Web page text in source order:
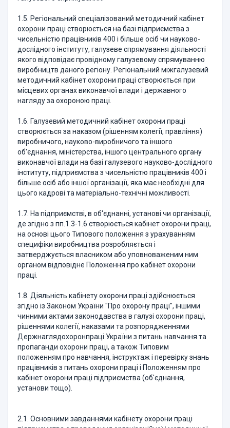
1.5. Регіональний спеціалізований методичний кабінет
охорони праці створюється на базі підприємства з
чисельністю працівників 400 і більше осіб чи науково-
дослідного інституту, галузеве спрямування діяльності
якого відповідає провідному галузевому спрямуванню
виробництв даного регіону. Регіональний міжгалузевий
методичний кабінет охорони праці створюється при
місцевих органах виконавчої влади і державного
нагляду за охороною праці.
1.6. Галузевий методичний кабінет охорони праці
створюється за наказом (рішенням колегії, правління)
виробничого, науково-виробничого та іншого
об'єднання, міністерства, іншого центрального органу
виконавчої влади на базі галузевого науково-дослідного
інституту, підприємства з чисельністю працівників 400 і
більше осіб або іншої організації, яка має необхідні для
цього кадрові та матеріально-технічні можливості.
1.7. На підприємстві, в об'єднанні, установі чи організації,
де згідно з пп.1.3-1.6 створюється кабінет охорони праці,
на основі цього Типового положення з урахуванням
специфіки виробництва розробляється і
затверджується власником або уповноваженим ним
органом відповідне Положення про кабінет охорони
праці.
1.8. Діяльність кабінету охорони праці здійснюється
згідно із Законом України "Про охорону праці", іншими
чинними актами законодавства в галузі охорони праці,
рішеннями колегії, наказами та розпорядженнями
Держнаглядохоронпраці України з питань навчання та
пропаганди охорони праці, а також Типовим
положенням про навчання, інструктаж і перевірку знань
працівників з питань охорони праці і Положенням про
кабінет охорони праці підприємства (об'єднання,
установи тощо).
2.1. Основними завданнями кабінету охорони праці